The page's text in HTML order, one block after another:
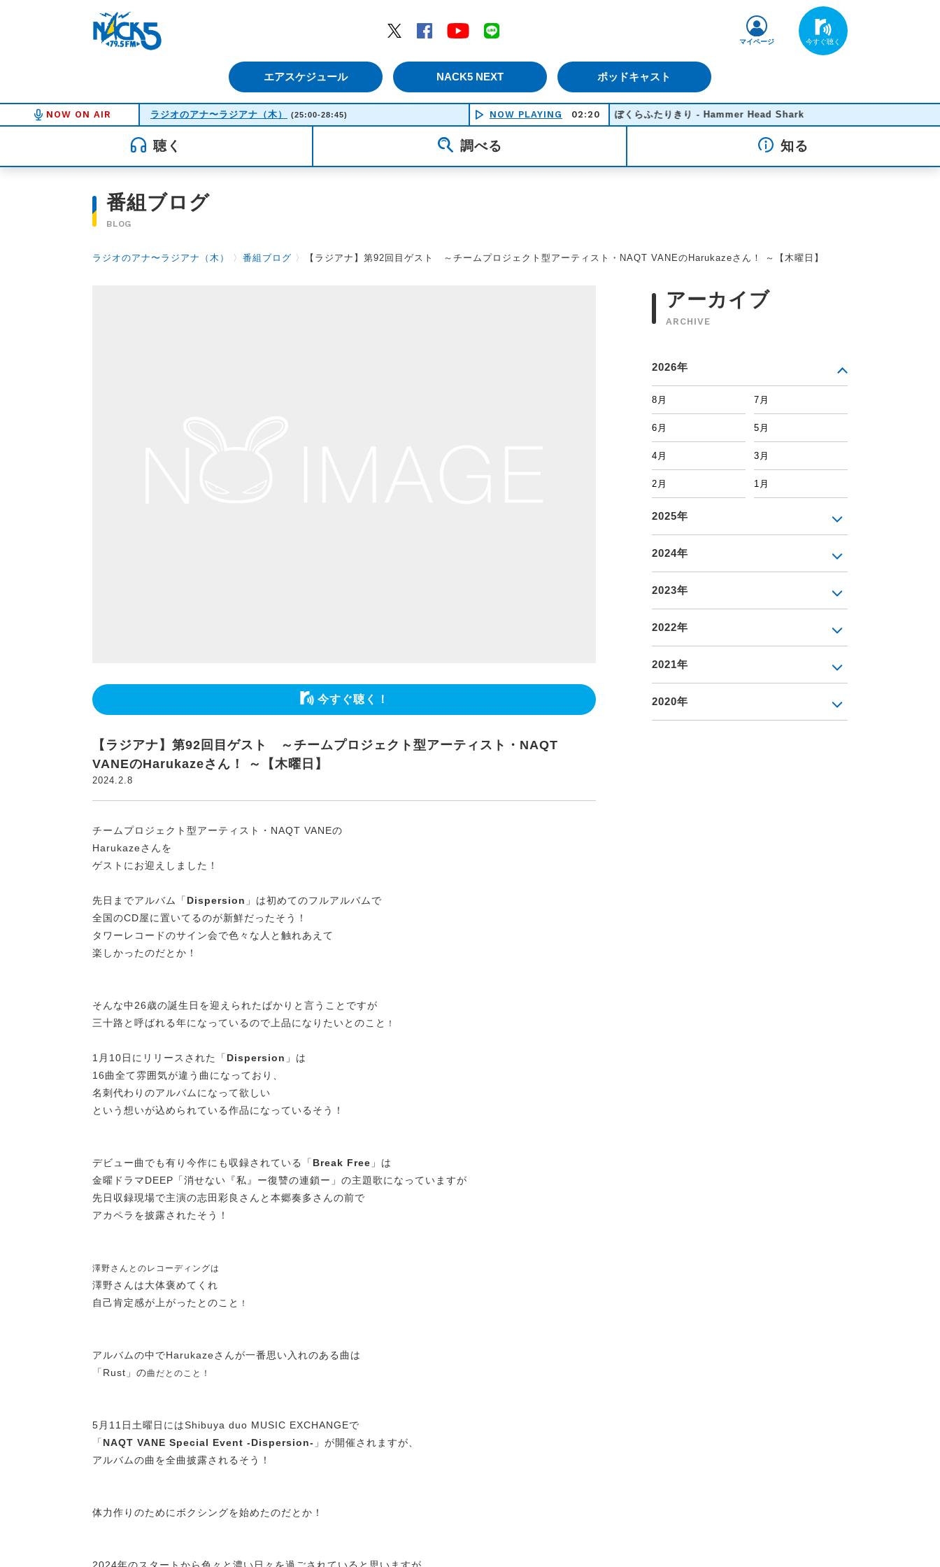
Twitter
Facebook YouTube
エアスケジュール NACK5 NEXT ポッドキャスト
マイページ
NOW ON AIR ラジオのアナ〜ラジアナ（木） (25:00-28:45) NOW PLAYING 02:20
ぼくらふたりきり - Hammer Head Shark
聴く 調べる 知る
番組ブログ
BLOG
ラジオのアナ〜ラジアナ（木） 〉 番組ブログ 〉 【ラジアナ】第92回目ゲスト ～チームプロジェクト型アーティスト・NAQT VANEのHarukazeさん！ ～【木曜日】
今すぐ聴く！
【ラジアナ】第92回目ゲスト ～チームプロジェクト型アーティスト・NAQT
VANEのHarukazeさん！ ～【木曜日】
2024.2.8
チームプロジェクト型アーティスト・NAQT VANEの
Harukazeさんを
ゲストにお迎えしました！
先日までアルバム「 Dispersion 」は初めてのフルアルバムで
全国のCD屋に置いてるのが新鮮だったそう！
タワーレコードのサイン会で色々な人と触れあえて
楽しかったのだとか！
そんな中26歳の誕生日を迎えられたばかりと言うことですが
三十路と呼ばれる年になっているので上品になりたいとのこと
！
1月10日にリリースされた「 Dispersion 」は
16曲全て雰囲気が違う曲になっており、
名刺代わりのアルバムになって欲しい
という想いが込められている作品になっているそう！
デビュー曲でも有り今作にも収録されている「 Break Free 」は
金曜ドラマDEEP「消せない『私』ー復讐の連鎖ー」の主題歌になっていますが
先日収録現場で主演の志田彩良さんと本郷奏多さんの前で
アカペラを披露されたそう！
澤野さんとのレコーディングは
澤野さんは大体褒めてくれ
自己肯定感が上がったとのこと
！
アルバムの中でHarukazeさんが一番思い入れのある曲は
「Rust」の曲だとのこと！
5月11日土曜日にはShibuya duo MUSIC EXCHANGEで
「 NAQT VANE Special Event -Dispersion- 」が開催されますが、
アルバムの曲を全曲披露されるそう！
体力作りのためにボクシングを始めたのだとか！
アーカイブ
ARCHIVE
2026年
8月 7月
6月 5月
4月 3月
2月 1月
2025年
2024年
2023年
2022年
2021年
2020年